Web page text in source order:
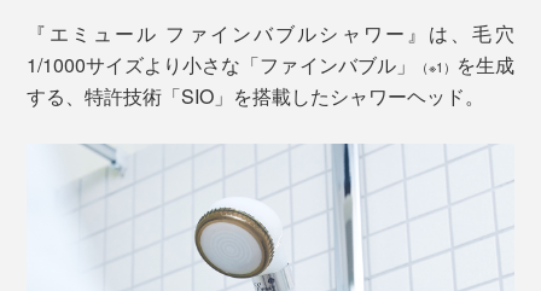
『エミュール ファインバブルシャワー』は、毛穴
1/1000サイズより小さな「ファインバブル」
（※1） を生成
する、特許技術「SIO」を搭載したシャワーヘッド。